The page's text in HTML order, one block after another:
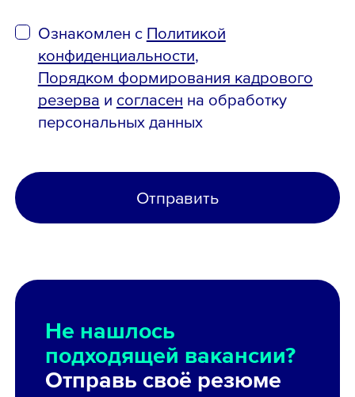
Ознакомлен с Политикой
конфиденциальности,
Порядком формирования кадрового
резерва и согласен на обработку
персональных данных
Отправить
Не нашлось
подходящей вакансии?
Отправь своё резюме